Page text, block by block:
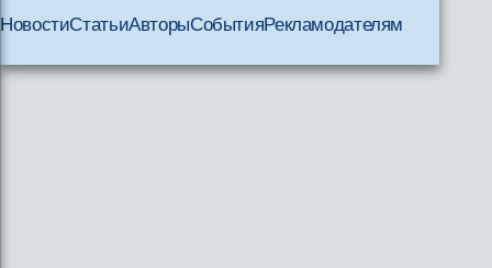
НовостиСтатьиАвторыСобытияРекламодателям